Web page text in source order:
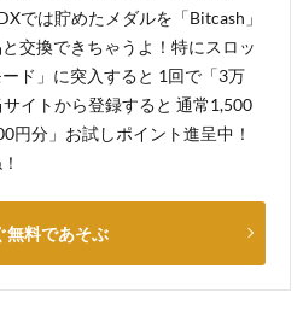
では貯めたメダルを「Bitcash」
交換できちゃうよ！特にスロッ
ド」に突入すると 1回で「3万
イトから登録すると 通常1,500
円分」お試しポイント進呈中！
無料であそぶ